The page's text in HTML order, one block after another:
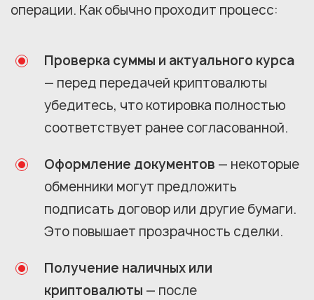
операции. Как обычно проходит процесс:
Проверка суммы и актуального курса
— перед передачей криптовалюты
убедитесь, что котировка полностью
соответствует ранее согласованной.
Оформление документов — некоторые
обменники могут предложить
подписать договор или другие бумаги.
Это повышает прозрачность сделки.
Получение наличных или
криптовалюты — после